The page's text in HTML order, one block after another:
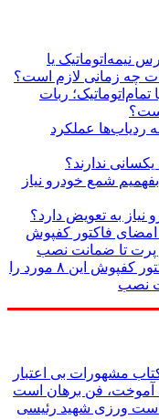
نیمه‌اتوماتیک یا
چه زمانی لازم است؟
تمام‌اتوماتیک؛ ربات
ردیاب‌ها عملکرد
ندارند؟
بفهمیم شمع خودرو نیاز
نیاز به تعویض دارد؟
امضای فاکتور کفپوش
قبل از امضای فاکتور کفپوش این ۸ مورد را
نصب
مشهورات بی اعتبار
آموخت، فن برهان است
ورزی شهید رئیسی